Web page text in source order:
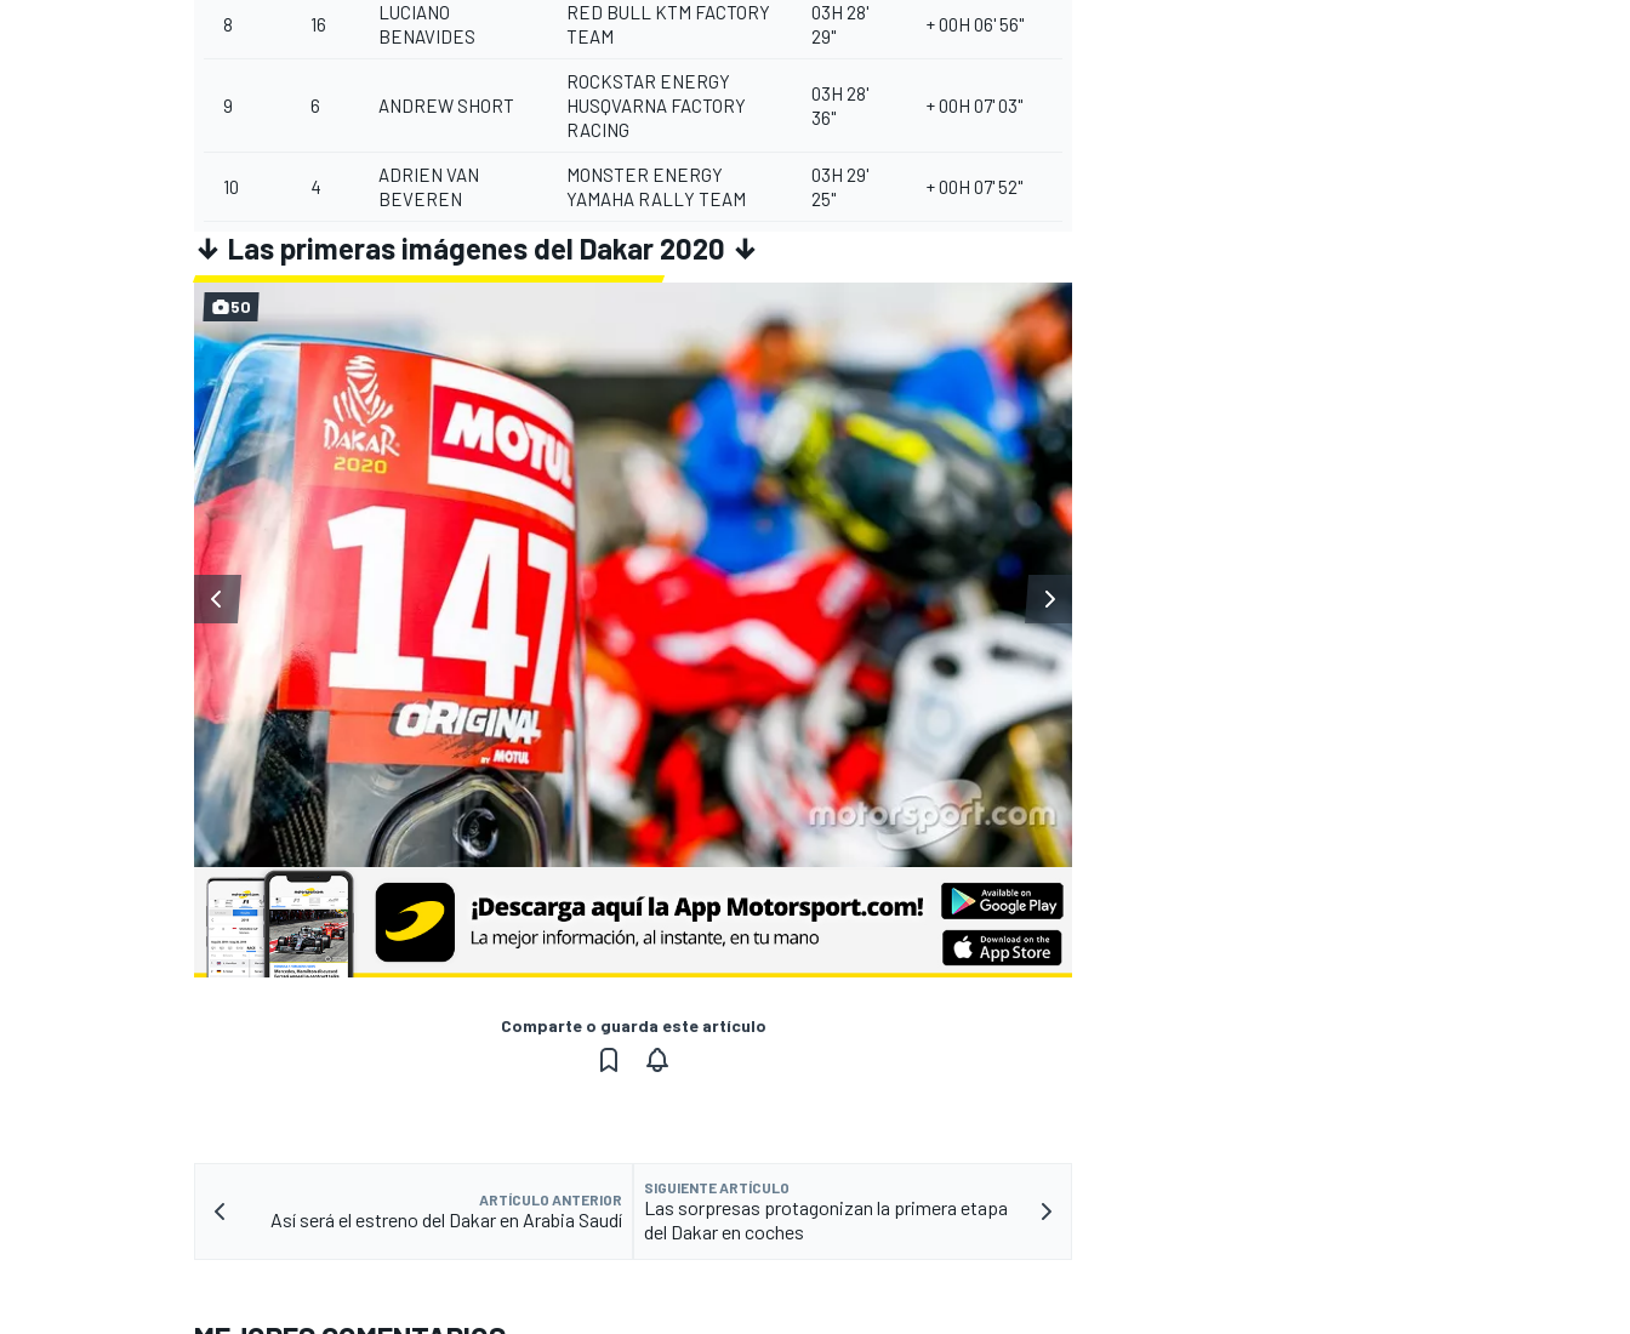
8 16
LUCIANO
BENAVIDES
RED BULL KTM FACTORY
TEAM
03H 28'
29''
+ 00H 06' 56''
9 6 ANDREW SHORT
ROCKSTAR ENERGY
HUSQVARNA FACTORY
RACING
03H 28'
36''
+ 00H 07' 03''
10 4
ADRIEN VAN
BEVEREN
MONSTER ENERGY
YAMAHA RALLY TEAM
03H 29'
25''
+ 00H 07' 52''
↓ Las primeras imágenes del Dakar 2020 ↓
50
Comparte o guarda este artículo
ARTÍCULO ANTERIOR
Así será el estreno del Dakar en Arabia Saudí
SIGUIENTE ARTÍCULO
Las sorpresas protagonizan la primera etapa
del Dakar en coches